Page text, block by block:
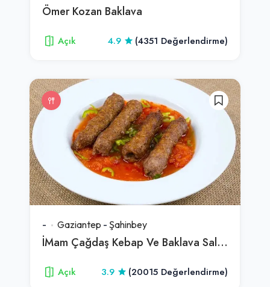
Ömer Kozan Baklava
Açık 4.9 (4351 Değerlendirme)
- Gaziantep - Şahinbey
İMam Çağdaş Kebap Ve Baklava Salonu
Açık 3.9 (20015 Değerlendirme)